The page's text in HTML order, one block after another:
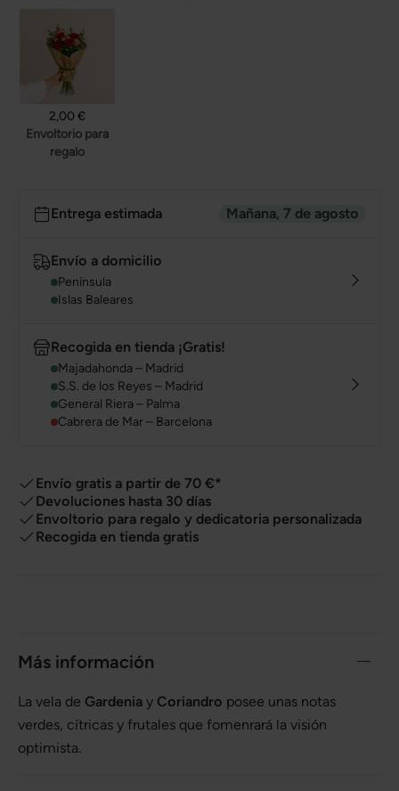
2,00 €
Envoltorio para
regalo
Entrega estimada Mañana, 7 de agosto
Envío a domicilio
Península
Islas Baleares
Recogida en tienda ¡Gratis!
Majadahonda – Madrid
S.S. de los Reyes – Madrid
General Riera – Palma
Cabrera de Mar – Barcelona
Envío gratis a partir de 70 €*
Devoluciones hasta 30 días
Envoltorio para regalo y dedicatoria personalizada
Recogida en tienda gratis
Más información
La vela de Gardenia y Coriandro posee unas notas
verdes, cítricas y frutales que fomenrará la visión
optimista.